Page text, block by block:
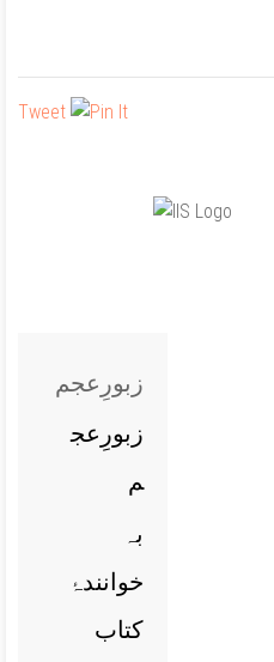
Tweet
زبورِعجم
زبورِعج
م
بہ
خوانندۂ
کتاب